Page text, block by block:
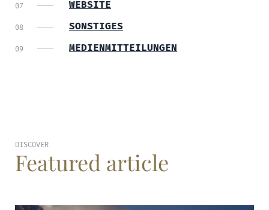
WEBSITE
SONSTIGES
MEDIENMITTEILUNGEN
DISCOVER
Featured article